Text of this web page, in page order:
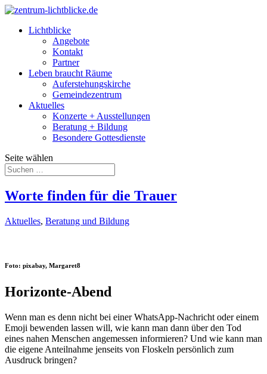
Lichtblicke
Angebote
Kontakt
Partner
Leben braucht Räume
Auferstehungskirche
Gemeindezentrum
Aktuelles
Konzerte + Ausstellungen
Beratung + Bildung
Besondere Gottesdienste
Seite wählen
Worte finden für die Trauer
Aktuelles, Beratung und Bildung
Foto: pixabay, Margaret8
Horizonte-Abend
Wenn man es denn nicht bei einer WhatsApp-Nachricht oder einem
Emoji bewenden lassen will, wie kann man dann über den Tod
eines nahen Menschen angemessen informieren? Und wie kann man
die eigene Anteilnahme jenseits von Floskeln persönlich zum
Ausdruck bringen?